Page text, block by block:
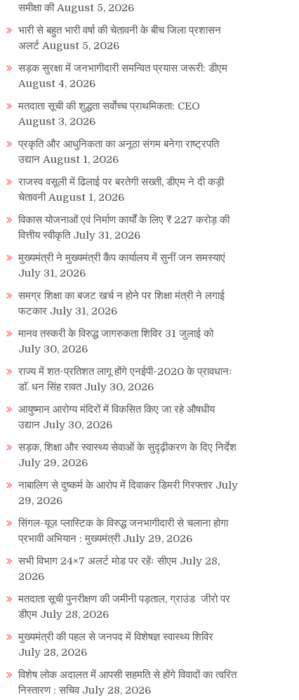
समीक्षा की August 5, 2026
भारी से बहुत भारी वर्षा की चेतावनी के बीच जिला प्रशासन
अलर्ट August 5, 2026
सड़क सुरक्षा में जनभागीदारी समन्वित प्रयास जरूरी: डीएम
August 4, 2026
मतदाता सूची की शुद्धता सर्वाेच्च प्राथमिकता: CEO
August 3, 2026
प्रकृति और आधुनिकता का अनूठा संगम बनेगा राष्ट्रपति
उद्यान August 1, 2026
राजस्व वसूली में ढिलाई पर बरतेगी सख्ती, डीएम ने दी कड़ी
चेतावनी August 1, 2026
विकास योजनाओं एवं निर्माण कार्यों के लिए ₹ 227 करोड़ की
वित्तीय स्वीकृति July 31, 2026
मुख्यमंत्री ने मुख्यमंत्री कैंप कार्यालय में सुनीं जन समस्याएं
July 31, 2026
समग्र शिक्षा का बजट खर्च न होने पर शिक्षा मंत्री ने लगाई
फटकार July 31, 2026
मानव तस्करी के विरुद्ध जागरुकता शिविर 31 जुलाई को
July 30, 2026
राज्य में शत-प्रतिशत लागू होंगे एनईपी-2020 के प्रावधानः
डाॅ. धन सिंह रावत July 30, 2026
आयुष्मान आरोग्य मंदिरों में विकसित किए जा रहे औषधीय
उद्यान July 30, 2026
सड़क, शिक्षा और स्वास्थ्य सेवाओं के सुदृढ़ीकरण के दिए निर्देश
July 29, 2026
नाबालिग से दुष्कर्म के आरोप में दिवाकर डिमरी गिरफ्तार July
29, 2026
सिंगल-यूज़ प्लास्टिक के विरुद्ध जनभागीदारी से चलाना होगा
प्रभावी अभियान : मुख्यमंत्री July 29, 2026
सभी विभाग 24×7 अलर्ट मोड पर रहेंः सीएम July 28,
2026
मतदाता सूची पुनरीक्षण की जमीनी पड़ताल, ग्राउंड जीरो पर
डीएम July 28, 2026
मुख्यमंत्री की पहल से जनपद में विशेषज्ञ स्वास्थ्य शिविर
July 28, 2026
विशेष लोक अदालत में आपसी सहमति से होंगे विवादों का त्वरित
निस्तारण : सचिव July 28, 2026